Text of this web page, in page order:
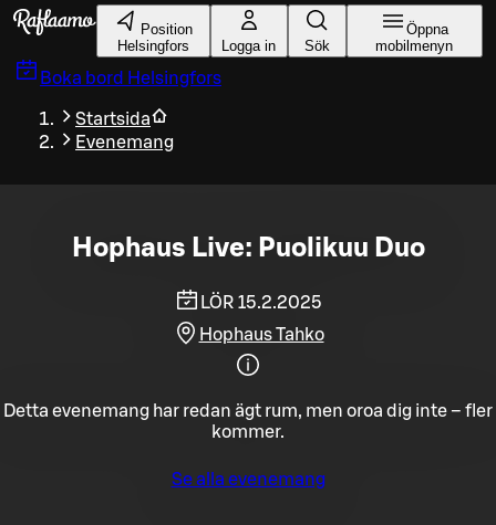
Gå till huvudinnehållet
Position
Helsingfors
Logga in Sök
Öppna
mobilmenyn
Boka bord Helsingfors
Startsida
Evenemang
Hophaus Live: Puolikuu Duo
LÖR 15.2.2025
Hophaus Tahko
Detta evenemang har redan ägt rum, men oroa dig inte – fler
kommer.
Se alla evenemang